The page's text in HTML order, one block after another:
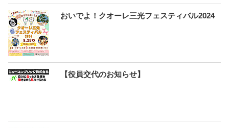
おいでよ！クオーレ三光フェスティバル2024
【役員交代のお知らせ】